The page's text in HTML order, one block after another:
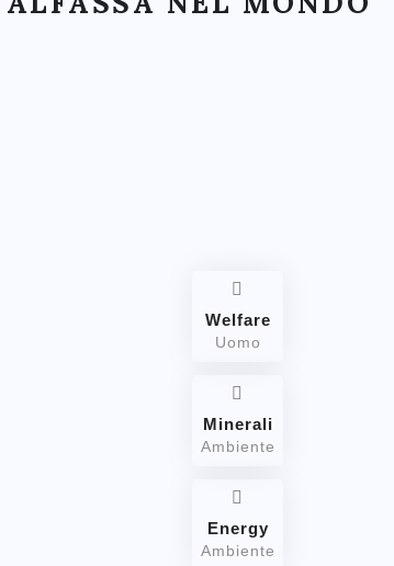
Welfare
Uomo
Minerali
Ambiente
Energy
Ambiente